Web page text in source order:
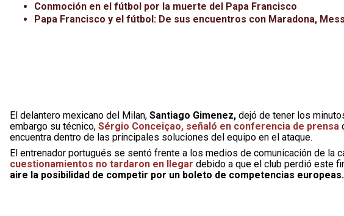
Conmoción en el fútbol por la muerte del Papa Francisco
Papa Francisco y el fútbol: De sus encuentros con Maradona,
El delantero mexicano del Milan, Santiago Gimenez, dejó de tener los
embargo su técnico, Sérgio Conceiçao, señaló en conferencia de prensa
encuentra dentro de las principales soluciones del equipo en el ataque.
El entrenador portugués se sentó frente a los medios de comunicación de la
cuestionamientos no tardaron en llegar debido a que el club perdió este
aire la posibilidad de competir por un boleto de competencias europeas.